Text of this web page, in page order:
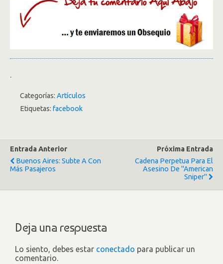
.
Categorías: Artículos
Etiquetas: facebook
Entrada Anterior
Buenos Aires: Subte A Con
Más Pasajeros
Próxima Entrada
Cadena Perpetua Para El
Asesino De "American
Sniper"
Deja una respuesta
Lo siento, debes estar conectado para publicar un
comentario.